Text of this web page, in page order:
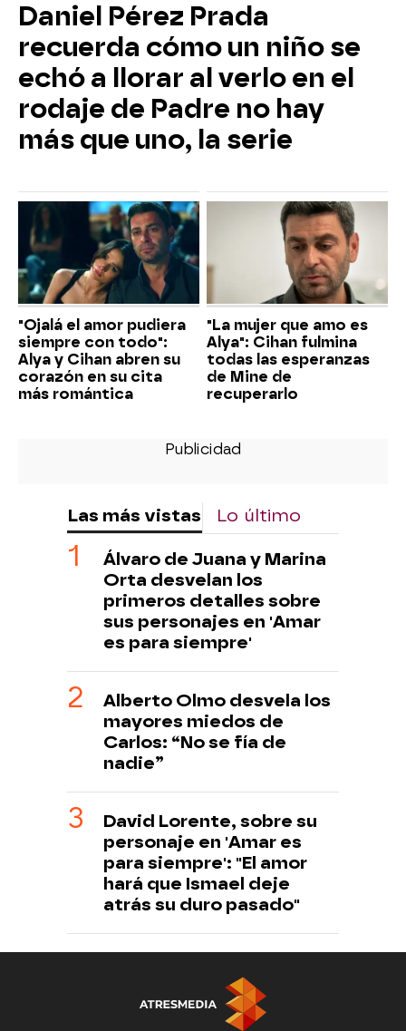
Daniel Pérez Prada
recuerda cómo un niño se
echó a llorar al verlo en el
rodaje de Padre no hay
más que uno, la serie
"Ojalá el amor pudiera
siempre con todo":
Alya y Cihan abren su
corazón en su cita
más romántica
"La mujer que amo es
Alya": Cihan fulmina
todas las esperanzas
de Mine de
recuperarlo
Las más vistas Lo último
Álvaro de Juana y Marina
Orta desvelan los
primeros detalles sobre
sus personajes en 'Amar
es para siempre'
Alberto Olmo desvela los
mayores miedos de
Carlos: “No se fía de
nadie”
David Lorente, sobre su
personaje en 'Amar es
para siempre': "El amor
hará que Ismael deje
atrás su duro pasado"